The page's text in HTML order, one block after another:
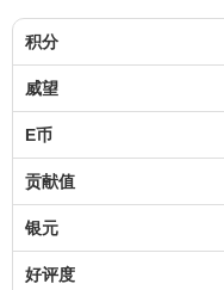
积分
威望
E币
贡献值
银元
好评度